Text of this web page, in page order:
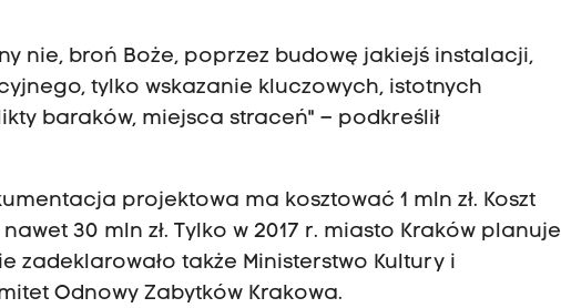
nie, broń Boże, poprzez budowę jakiejś instalacji,
tylko wskazanie kluczowych, istotnych
baraków, miejsca straceń" – podkreślił
projektowa ma kosztować 1 mln zł. Koszt
30 mln zł. Tylko w 2017 r. miasto Kraków planuje
zadeklarowało także Ministerstwo Kultury i
Odnowy Zabytków Krakowa.